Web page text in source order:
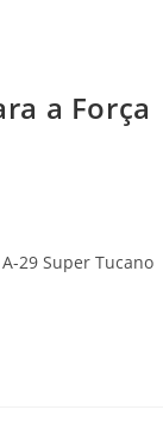
a Força
29 Super Tucano